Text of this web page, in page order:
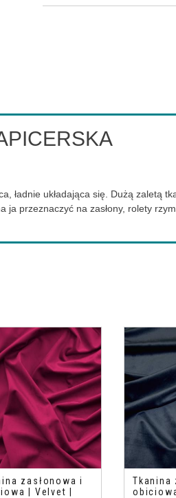
ładnie układająca się. Dużą zaletą
przeznaczyć na zasłony, rolety
zasłonowa i
| Velvet |
Tkanina